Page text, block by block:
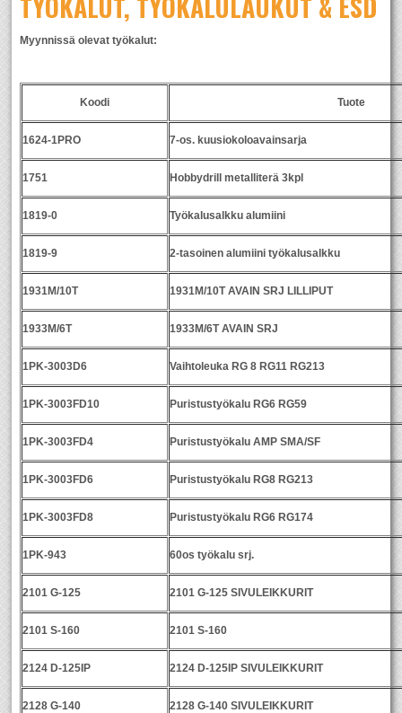
Myynnissä olevat työkalut:
Koodi Tuote
1624-1PRO 7-os. kuusiokoloavainsarja
1751 Hobbydrill metalliterä 3kpl
1819-0 Työkalusalkku alumiini
1819-9 2-tasoinen alumiini työkalusalkku
1931M/10T 1931M/10T AVAIN SRJ LILLIPUT
1933M/6T 1933M/6T AVAIN SRJ
1PK-3003D6 Vaihtoleuka RG 8 RG11 RG213
1PK-3003FD10 Puristustyökalu RG6 RG59
1PK-3003FD4 Puristustyökalu AMP SMA/SF
1PK-3003FD6 Puristustyökalu RG8 RG213
1PK-3003FD8 Puristustyökalu RG6 RG174
1PK-943 60os työkalu srj.
2101 G-125 2101 G-125 SIVULEIKKURIT
2101 S-160 2101 S-160
2124 D-125IP 2124 D-125IP SIVULEIKKURIT
2128 G-140 2128 G-140 SIVULEIKKURIT